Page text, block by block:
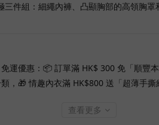
三件組：細繩內褲、凸顯胸部的高領胸罩
運優惠：📦 訂單滿 HK$ 300 免「順豐本
，🎁 情趣內衣滿 HK$800 送「超薄手撕
查看更多